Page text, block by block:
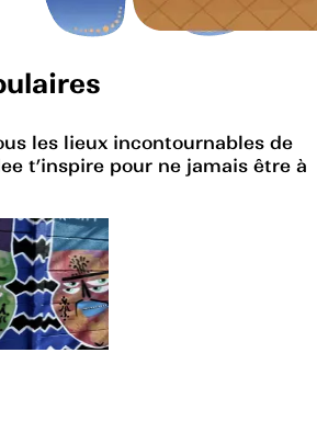
les lieux incontournables de
t’inspire pour ne jamais être à